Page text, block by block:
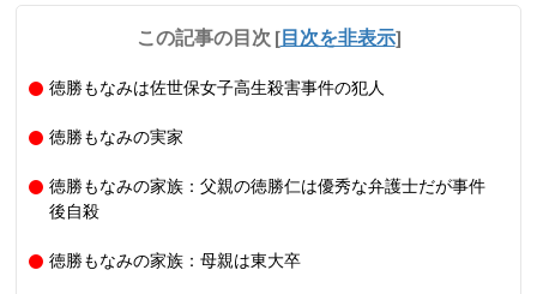
この記事の目次 [目次を非表示]
徳勝もなみは佐世保女子高生殺害事件の犯人
徳勝もなみの実家
徳勝もなみの家族：父親の徳勝仁は優秀な弁護士だが事件
後自殺
徳勝もなみの家族：母親は東大卒